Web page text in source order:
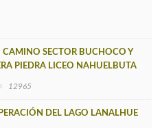
CAMINO SECTOR BUCHOCO Y
PIEDRA LICEO NAHUELBUTA
12965
DEL LAGO LANALHUE